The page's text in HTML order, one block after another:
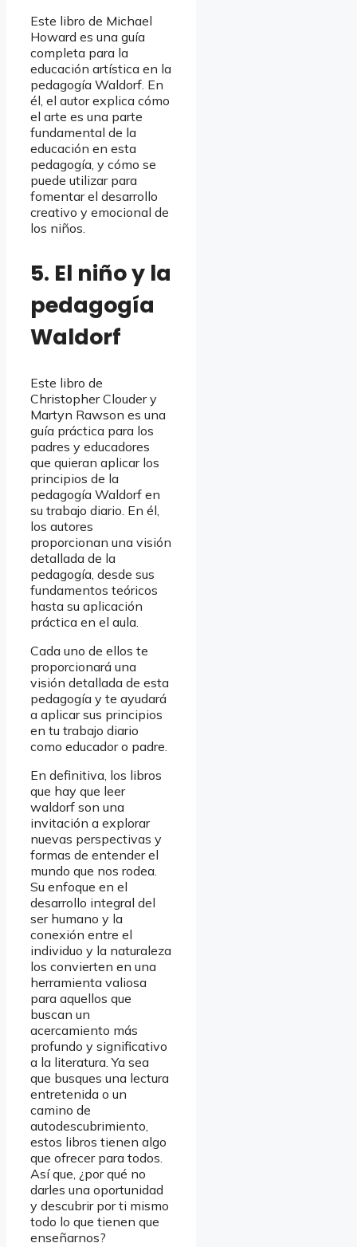
Este libro de Michael
Howard es una guía
completa para la
educación artística en la
pedagogía Waldorf. En
él, el autor explica cómo
el arte es una parte
fundamental de la
educación en esta
pedagogía, y cómo se
puede utilizar para
fomentar el desarrollo
creativo y emocional de
los niños.
5. El niño y la
pedagogía
Waldorf
Este libro de
Christopher Clouder y
Martyn Rawson es una
guía práctica para los
padres y educadores
que quieran aplicar los
principios de la
pedagogía Waldorf en
su trabajo diario. En él,
los autores
proporcionan una visión
detallada de la
pedagogía, desde sus
fundamentos teóricos
hasta su aplicación
práctica en el aula.
Cada uno de ellos te
proporcionará una
visión detallada de esta
pedagogía y te ayudará
a aplicar sus principios
en tu trabajo diario
como educador o padre.
En definitiva, los libros
que hay que leer
waldorf son una
invitación a explorar
nuevas perspectivas y
formas de entender el
mundo que nos rodea.
Su enfoque en el
desarrollo integral del
ser humano y la
conexión entre el
individuo y la naturaleza
los convierten en una
herramienta valiosa
para aquellos que
buscan un
acercamiento más
profundo y significativo
a la literatura. Ya sea
que busques una lectura
entretenida o un
camino de
autodescubrimiento,
estos libros tienen algo
que ofrecer para todos.
Así que, ¿por qué no
darles una oportunidad
y descubrir por ti mismo
todo lo que tienen que
enseñarnos?